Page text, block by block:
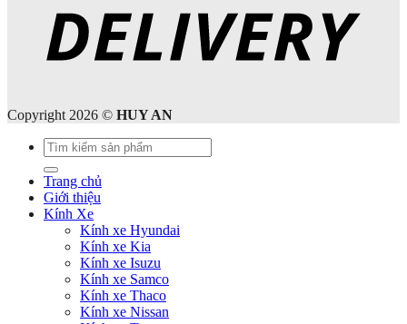
Copyright 2026 © HUY AN
Tìm
kiếm:
Trang chủ
Giới thiệu
Kính Xe
Kính xe Hyundai
Kính xe Kia
Kính xe Isuzu
Kính xe Samco
Kính xe Thaco
Kính xe Nissan